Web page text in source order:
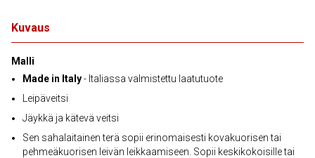
Kuvaus
Malli
Made in Italy- Italiassa valmistettu laatutuote
Leipäveitsi
Jäykkä ja kätevä veitsi
Sen sahalaitainen terä sopii erinomaisesti kovakuorisen tai
pehmeäkuorisen leivän leikkaamiseen. Sopii keskikokoisille tai